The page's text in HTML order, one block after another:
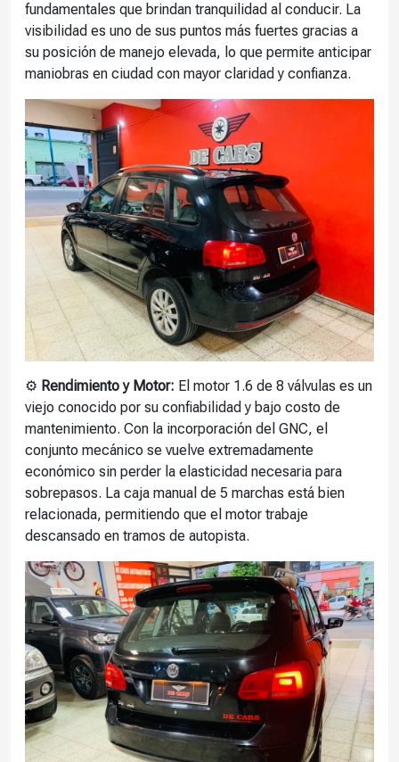
fundamentales que brindan tranquilidad al conducir. La
visibilidad es uno de sus puntos más fuertes gracias a
su posición de manejo elevada, lo que permite anticipar
maniobras en ciudad con mayor claridad y confianza.
⚙️ Rendimiento y Motor: El motor 1.6 de 8 válvulas es un
viejo conocido por su confiabilidad y bajo costo de
mantenimiento. Con la incorporación del GNC, el
conjunto mecánico se vuelve extremadamente
económico sin perder la elasticidad necesaria para
sobrepasos. La caja manual de 5 marchas está bien
relacionada, permitiendo que el motor trabaje
descansado en tramos de autopista.